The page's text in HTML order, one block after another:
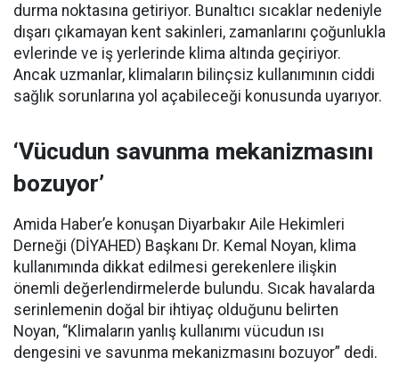
durma noktasına getiriyor. Bunaltıcı sıcaklar nedeniyle
dışarı çıkamayan kent sakinleri, zamanlarını çoğunlukla
evlerinde ve iş yerlerinde klima altında geçiriyor.
Ancak uzmanlar, klimaların bilinçsiz kullanımının ciddi
sağlık sorunlarına yol açabileceği konusunda uyarıyor.
‘Vücudun savunma mekanizmasını
bozuyor’
Amida Haber’e konuşan Diyarbakır Aile Hekimleri
Derneği (DİYAHED) Başkanı Dr. Kemal Noyan, klima
kullanımında dikkat edilmesi gerekenlere ilişkin
önemli değerlendirmelerde bulundu. Sıcak havalarda
serinlemenin doğal bir ihtiyaç olduğunu belirten
Noyan, “Klimaların yanlış kullanımı vücudun ısı
dengesini ve savunma mekanizmasını bozuyor” dedi.